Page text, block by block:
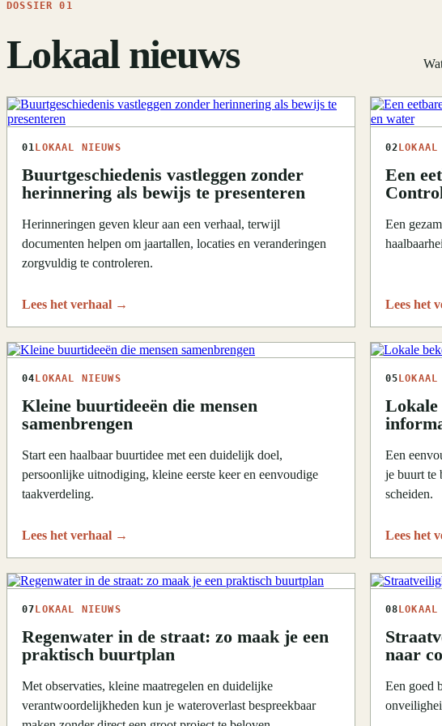
DOSSIER 01
Lokaal nieuws
01 LOKAAL NIEUWS
Buurtgeschiedenis vastleggen zonder
herinnering als bewijs te presenteren
Herinneringen geven kleur aan een verhaal, terwijl
documenten helpen om jaartallen, locaties en veranderingen
zorgvuldig te controleren.
Lees het verhaal →
02
Een
Een
Lees het
04 LOKAAL NIEUWS
Kleine buurtideeën die mensen
samenbrengen
Start een haalbaar buurtidee met een duidelijk doel,
persoonlijke uitnodiging, kleine eerste keer en eenvoudige
taakverdeling.
Lees het verhaal →
05
Lokale
Een
je buurt te
scheiden.
Lees het
07 LOKAAL NIEUWS
Regenwater in de straat: zo maak je een
praktisch buurtplan
Met observaties, kleine maatregelen en duidelijke
verantwoordelijkheden kun je wateroverlast bespreekbaar
08
naar
Een goed